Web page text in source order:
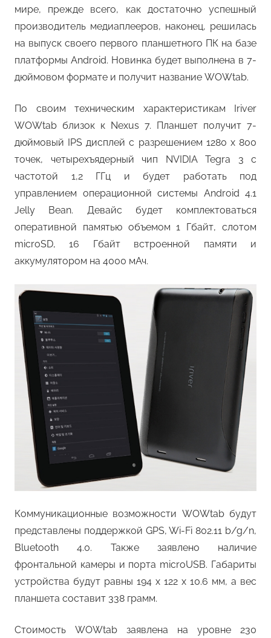
мире, прежде всего, как достаточно успешный
производитель медиаплееров, наконец, решилась
на выпуск своего первого планшетного ПК на базе
платформы Android. Новинка будет выполнена в 7-
дюймовом формате и получит название WOWtab.
По своим техническим характеристикам Iriver
WOWtab близок к Nexus 7. Планшет получит 7-
дюймовый IPS дисплей с разрешением 1280 x 800
точек, четырехъядерный чип NVIDIA Tegra 3 с
частотой 1,2 ГГц и будет работать под
управлением операционной системы Android 4.1
Jelly Bean. Девайс будет комплектоваться
оперативной памятью объемом 1 Гбайт, слотом
microSD, 16 Гбайт встроенной памяти и
аккумулятором на 4000 мАч.
Коммуникационные возможности WOWtab будут
представлены поддержкой GPS, Wi-Fi 802.11 b/g/n,
Bluetooth 4.0. Также заявлено наличие
фронтальной камеры и порта microUSB. Габариты
устройства будут равны 194 x 122 x 10.6 мм, а вес
планшета составит 338 грамм.
Стоимость WOWtab заявлена на уровне 230